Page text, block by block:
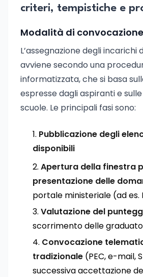
criteri, tempistiche e
Modalità di convocazione
L’assegnazione degli incarichi
avviene secondo una
informatizzata, che si basa
espresse dagli aspiranti e
scuole. Le principali fasi sono:
Pubblicazione degli
disponibili
Apertura della finestra
presentazione delle
portale ministeriale (ad es.
Valutazione del
scorrimento delle
Convocazione
tradizionale (PEC, e-mail,
successiva accettazione